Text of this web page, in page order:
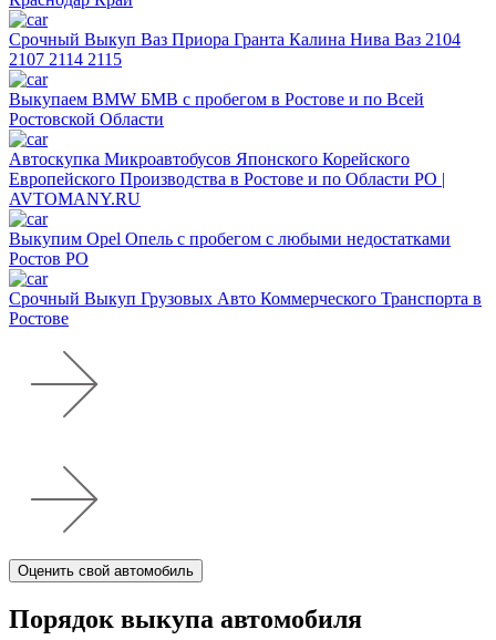
Срочный Выкуп Ваз Приора Гранта Калина Нива Ваз 2104
2107 2114 2115
Выкупаем BMW БМВ с пробегом в Ростове и по Всей
Ростовской Области
Автоскупка Микроавтобусов Японского Корейского
Европейского Производства в Ростове и по Области РО |
AVTOMANY.RU
Выкупим Opel Опель с пробегом с любыми недостатками
Ростов РО
Срочный Выкуп Грузовых Авто Коммерческого Транспорта в
Ростове
Оценить свой автомобиль
Порядок выкупа автомобиля